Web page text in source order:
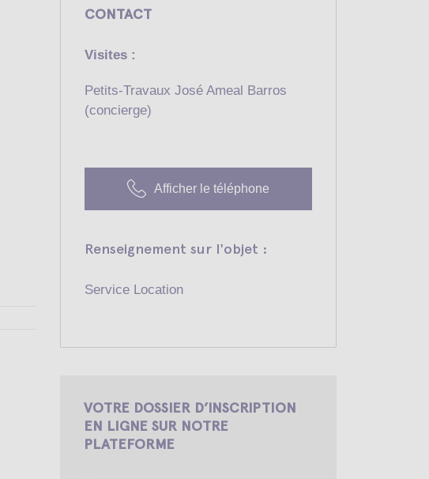
CONTACT
Visites :
Petits-Travaux José Ameal Barros
(concierge)
Afficher le téléphone
Renseignement sur l'objet :
Service Location
VOTRE DOSSIER D’INSCRIPTION
EN LIGNE SUR NOTRE
PLATEFORME